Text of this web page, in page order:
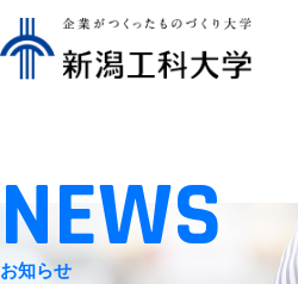
NEWS
お知らせ